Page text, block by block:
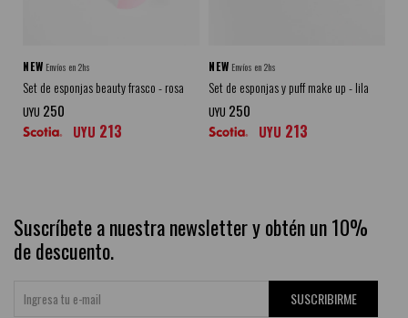
NEW Envíos en 2hs
Set de esponjas beauty frasco - rosa
UYU 250
UYU 213
NEW Envíos en 2hs
Set de esponjas y puff make up - lila
UYU 250
UYU 213
Suscríbete a nuestra newsletter y obtén un 10%
de descuento.
SUSCRIBIRME